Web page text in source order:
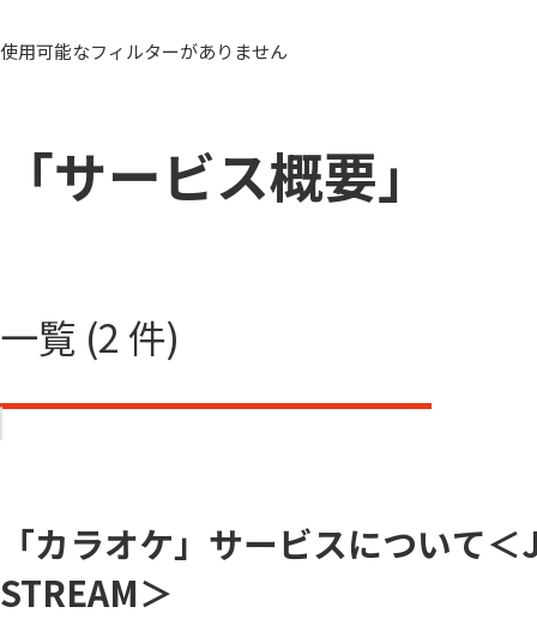
使用可能なフィルターがありません
「サービス概要」
一覧 (2 件)
「カラオケ」サービスについて
STREAM＞